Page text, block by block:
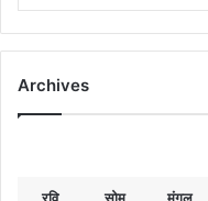
Archives